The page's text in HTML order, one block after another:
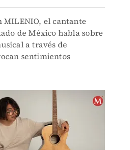
MILENIO, el cantante
de México habla sobre
a través de
sentimientos